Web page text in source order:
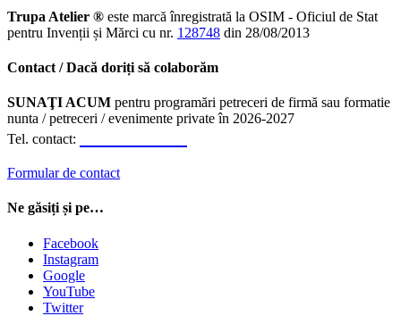
Trupa Atelier ® este marcă înregistrată la OSIM - Oficiul de Stat
pentru Invenții și Mărci cu nr. 128748 din 28/08/2013
Contact / Dacă doriți să colaborăm
SUNAŢI ACUM pentru programări petreceri de firmă sau formatie
nunta / petreceri / evenimente private în 2026-2027
Tel. contact:
Formular de contact
Ne găsiți și pe…
Facebook
Instagram
Google
YouTube
Twitter